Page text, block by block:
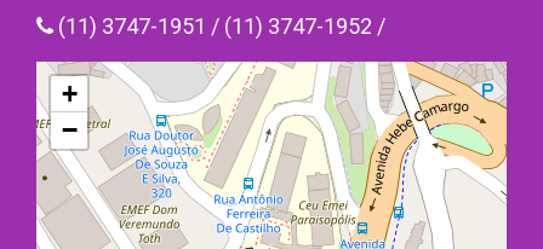
(11) 3747-1951 / (11) 3747-1952 /
+
−